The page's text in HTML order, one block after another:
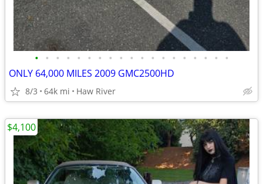
• • • • • • • • • • • • • • • • • • •
ONLY 64,000 MILES 2009 GMC2500HD
8/3 64k mi Haw River
$4,100